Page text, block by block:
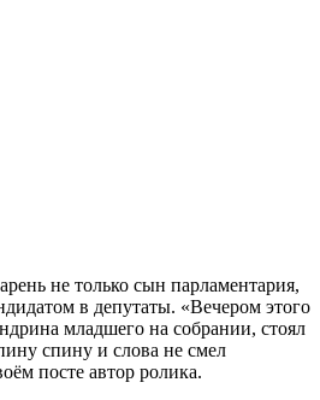
не только сын парламентария,
в депутаты. «Вечером этого
младшего на собрании, стоял
спину и слова не смел
посте автор ролика.